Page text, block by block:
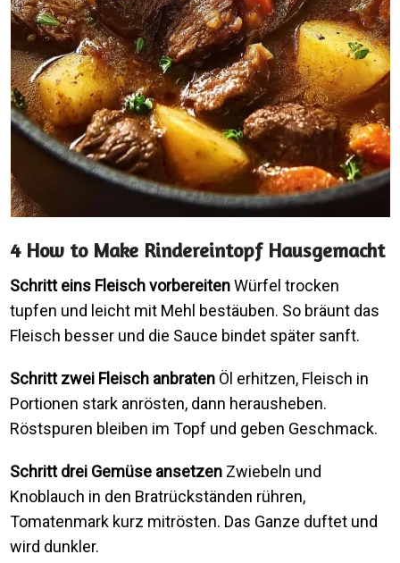
4 How to Make Rindereintopf Hausgemacht
Schritt eins Fleisch vorbereitenWürfel trocken
tupfen und leicht mit Mehl bestäuben. So bräunt das
Fleisch besser und die Sauce bindet später sanft.
Schritt zwei Fleisch anbraten Öl erhitzen, Fleisch in
Portionen stark anrösten, dann herausheben.
Röstspuren bleiben im Topf und geben Geschmack.
Schritt drei Gemüse ansetzen Zwiebeln und
Knoblauch in den Bratrückständen rühren,
Tomatenmark kurz mitrösten. Das Ganze duftet und
wird dunkler.